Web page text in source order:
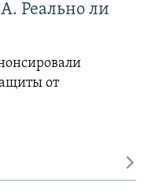
Реально ли
от